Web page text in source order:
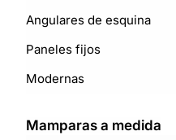
Angulares de esquina
Paneles fijos
Modernas
Mamparas a medida